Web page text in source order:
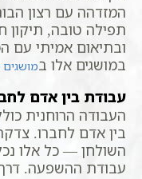
המזדהה עם רצון
תפילה טובה, תיקון
ובתיאום אמיתי עם
במושגים אלו במושגים
עבודת בין אדם
העבודה הרוחנית
בין אדם לחברו.
השולחן — כל אלו
עבודת ההשפעה.